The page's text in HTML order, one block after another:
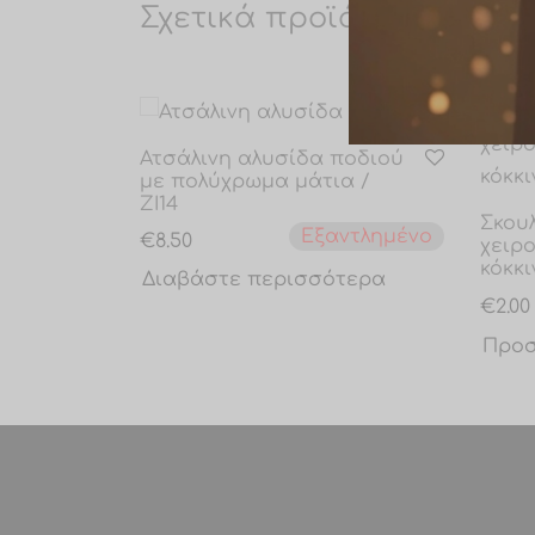
Σχετικά προϊόντα
Ατσάλινη αλυσίδα ποδιού
με πολύχρωμα μάτια /
ZI14
€8.50
Εξαντλημένο
Διαβάστε περισσότερα
€2.00